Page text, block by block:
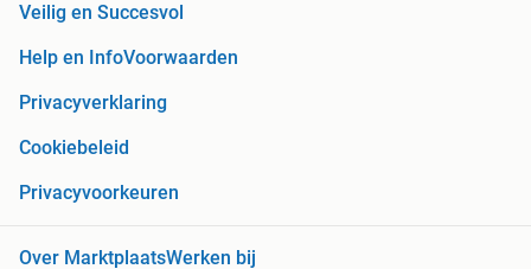
Veilig en Succesvol
Help en InfoVoorwaarden
Privacyverklaring
Cookiebeleid
Privacyvoorkeuren
Over MarktplaatsWerken bij